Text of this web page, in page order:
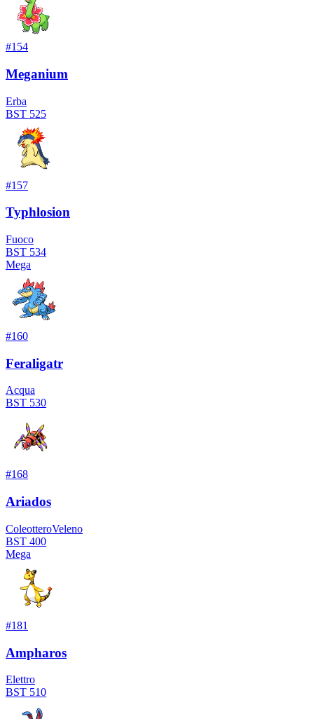
#154
Meganium
Erba
BST 525
#157
Typhlosion
Fuoco
BST 534
Mega
#160
Feraligatr
Acqua
BST 530
#168
Ariados
ColeotteroVeleno
BST 400
Mega
#181
Ampharos
Elettro
BST 510